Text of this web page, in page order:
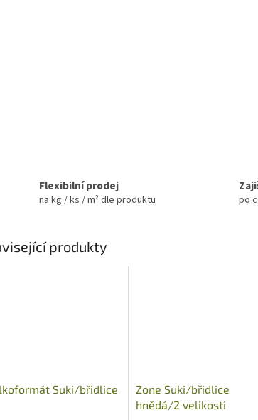
Flexibilní prodej
na kg / ks / m² dle produktu po
produkty
Suki/břidlice
Zone Suki/břidlice
hnědá/2 velikosti